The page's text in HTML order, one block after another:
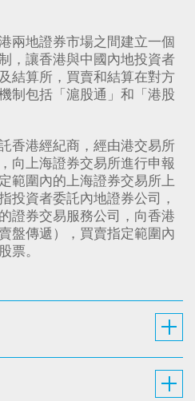
兩地證券市場之間建立一個
，讓香港與中國內地投資者
結算所，買賣和結算在對方
制包括「滬股通」和「港股
香港經紀商，經由港交易所
向上海證券交易所進行申報
範圍內的上海證券交易所上
投資者委託內地證券公司，
證券交易服務公司，向香港
盤傳遞），買賣指定範圍內
票。